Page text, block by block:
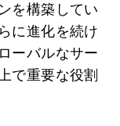
を構築してい
に進化を続け
ーバルなサー
で重要な役割